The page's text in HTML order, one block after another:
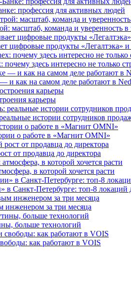
профессия для активных людей
масштаб, команда и уверенность
цифровые продукты «Легалтэка» и
здесь интересно не только
и как на самом деле работают в
карьеры
истории сотрудников
о работе в «Магнит OMNI»
от продавца до директора
в которой хочется расти
Санкт-Петербурге: топ-8 локаций
инженером за три месяца
больше технологий
как работают в VOIS